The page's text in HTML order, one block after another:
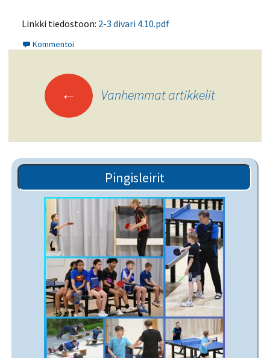
Linkki tiedostoon: 2-3 divari 4.10.pdf
Kommentoi
Artikkelien
selaus
← Vanhemmat artikkelit
Pingisleirit